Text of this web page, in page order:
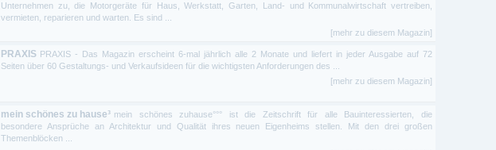
Unternehmen zu, die Motorgeräte für Haus, Werkstatt, Garten, Land- und Kommunalwirtschaft vertreiben,
vermieten, reparieren und warten. Es sind ...
[mehr zu diesem Magazin]
PRAXIS PRAXIS - Das Magazin erscheint 6-mal jährlich alle 2 Monate und liefert in jeder Ausgabe auf 72
Seiten über 60 Gestaltungs- und Verkaufsideen für die wichtigsten Anforderungen des ...
[mehr zu diesem Magazin]
mein schönes zu hause³ mein schönes zuhause°°° ist die Zeitschrift für alle Bauinteressierten, die
besondere Ansprüche an Architektur und Qualität ihres neuen Eigenheims stellen. Mit den drei großen
Themenblöcken ...